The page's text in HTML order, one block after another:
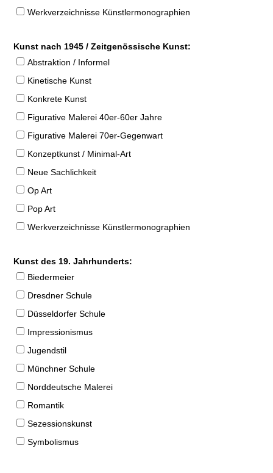
Werkverzeichnisse Künstlermonographien
Kunst nach 1945 / Zeitgenössische Kunst:
Abstraktion / Informel
Kinetische Kunst
Konkrete Kunst
Figurative Malerei 40er-60er Jahre
Figurative Malerei 70er-Gegenwart
Konzeptkunst / Minimal-Art
Neue Sachlichkeit
Op Art
Pop Art
Werkverzeichnisse Künstlermonographien
Kunst des 19. Jahrhunderts:
Biedermeier
Dresdner Schule
Düsseldorfer Schule
Impressionismus
Jugendstil
Münchner Schule
Norddeutsche Malerei
Romantik
Sezessionskunst
Symbolismus